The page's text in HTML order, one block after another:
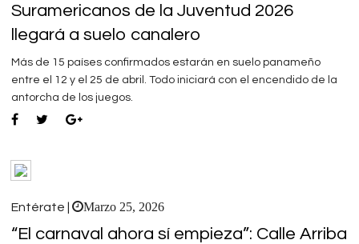
Suramericanos de la Juventud 2026
llegará a suelo canalero
Más de 15 países confirmados estarán en suelo panameño
entre el 12 y el 25 de abril. Todo iniciará con el encendido de la
antorcha de los juegos.
Entérate | Marzo 25, 2026
“El carnaval ahora sí empieza”: Calle Arriba